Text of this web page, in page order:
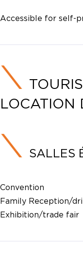
Accessible for self-
LOCATION
SALLES
Convention
Family Reception/
Exhibition/trade fair